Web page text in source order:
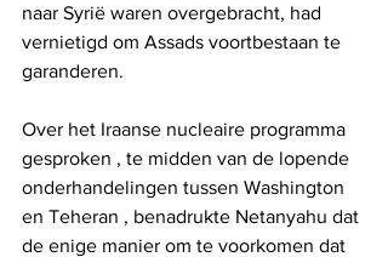
naar Syrië waren overgebracht, had
vernietigd om Assads voortbestaan ​​te
garanderen.
Over het Iraanse nucleaire programma
gesproken , te midden van de lopende
onderhandelingen tussen Washington
en Teheran , benadrukte Netanyahu dat
de enige manier om te voorkomen dat